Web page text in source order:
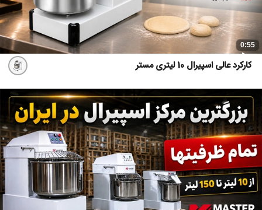
0:55
کارکرد عالی اسپیرال 10 لیتری مستر